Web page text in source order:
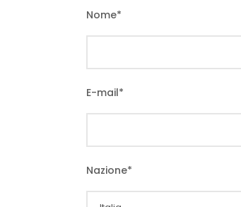
Nome*
E-mail*
Nazione*